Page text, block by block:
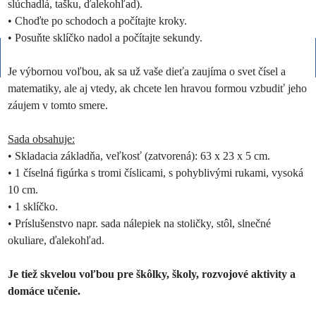
slúchadlá, tašku, ďalekohľad).
• Choďte po schodoch a počítajte kroky.
• Posuňte sklíčko nadol a počítajte sekundy.
Je výbornou voľbou, ak sa už vaše dieťa zaujíma o svet čísel a
matematiky, ale aj vtedy, ak chcete len hravou formou vzbudiť jeho
záujem v tomto smere.
Sada obsahuje:
• Skladacia základňa, veľkosť (zatvorená): 63 x 23 x 5 cm.
• 1 číselná figúrka s tromi číslicami, s pohyblivými rukami, vysoká
10 cm.
• 1 sklíčko.
• Príslušenstvo napr. sada nálepiek na stoličky, stôl, slnečné
okuliare, ďalekohľad.
Je tiež skvelou voľbou pre škôlky, školy, rozvojové aktivity a
domáce učenie.